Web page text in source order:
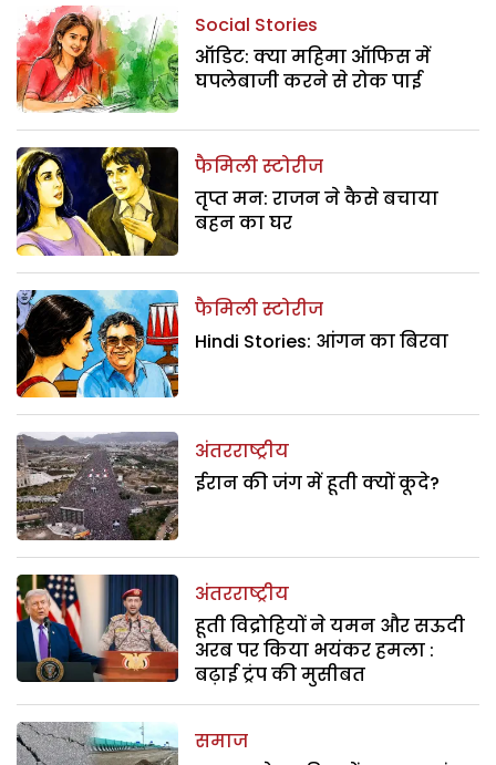
Social Stories
ऑडिट: क्या महिमा ऑफिस में
घपलेबाजी करने से रोक पाई
फैमिली स्टोरीज
तृप्त मन: राजन ने कैसे बचाया
बहन का घर
फैमिली स्टोरीज
Hindi Stories: आंगन का बिरवा
अंतरराष्ट्रीय
ईरान की जंग में हूती क्यों कूदे?
अंतरराष्ट्रीय
हूती विद्रोहियों ने यमन और सऊदी
अरब पर किया भयंकर हमला :
बढ़ाई ट्रंप की मुसीबत
समाज